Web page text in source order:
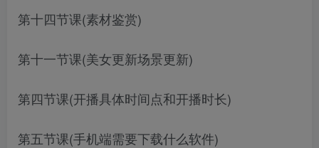
第十四节课(素材鉴赏)
第十一节课(美女更新场景更新)
第四节课(开播具体时间点和开播时长)
第五节课(手机端需要下载什么软件)